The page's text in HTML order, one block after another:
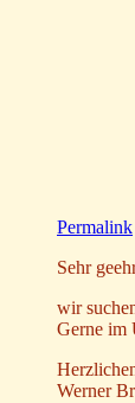
Permalink
Sehr
wir
Gerne im
Werner